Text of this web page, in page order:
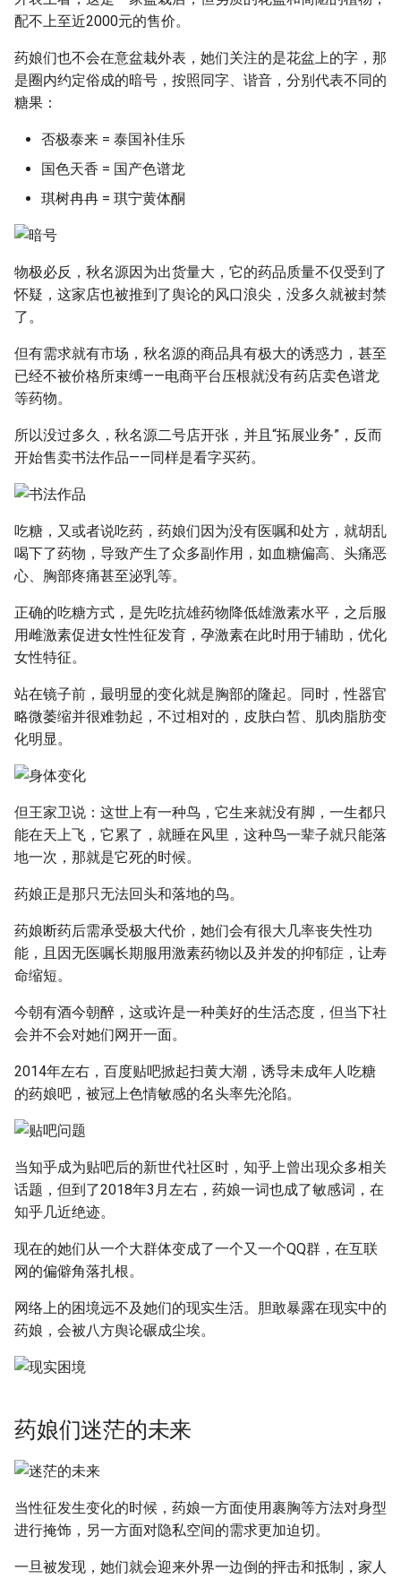
配不上至近2000元的售价。
药娘们也不会在意盆栽外表，她们关注的是花盆上的字，那
是圈内约定俗成的暗号，按照同字、谐音，分别代表不同的
糖果：
否极泰来 = 泰国补佳乐
国色天香 = 国产色谱龙
琪树冉冉 = 琪宁黄体酮
物极必反，秋名源因为出货量大，它的药品质量不仅受到了
怀疑，这家店也被推到了舆论的风口浪尖，没多久就被封禁
了。
但有需求就有市场，秋名源的商品具有极大的诱惑力，甚至
已经不被价格所束缚——电商平台压根就没有药店卖色谱龙
等药物。
所以没过多久，秋名源二号店开张，并且“拓展业务”，反而
开始售卖书法作品——同样是看字买药。
吃糖，又或者说吃药，药娘们因为没有医嘱和处方，就胡乱
喝下了药物，导致产生了众多副作用，如血糖偏高、头痛恶
心、胸部疼痛甚至泌乳等。
正确的吃糖方式，是先吃抗雄药物降低雄激素水平，之后服
用雌激素促进女性性征发育，孕激素在此时用于辅助，优化
女性特征。
站在镜子前，最明显的变化就是胸部的隆起。同时，性器官
略微萎缩并很难勃起，不过相对的，皮肤白皙、肌肉脂肪变
化明显。
但王家卫说：这世上有一种鸟，它生来就没有脚，一生都只
能在天上飞，它累了，就睡在风里，这种鸟一辈子就只能落
地一次，那就是它死的时候。
药娘正是那只无法回头和落地的鸟。
药娘断药后需承受极大代价，她们会有很大几率丧失性功
能，且因无医嘱长期服用激素药物以及并发的抑郁症，让寿
命缩短。
今朝有酒今朝醉，这或许是一种美好的生活态度，但当下社
会并不会对她们网开一面。
2014年左右，百度贴吧掀起扫黄大潮，诱导未成年人吃糖
的药娘吧，被冠上色情敏感的名头率先沦陷。
当知乎成为贴吧后的新世代社区时，知乎上曾出现众多相关
话题，但到了2018年3月左右，药娘一词也成了敏感词，在
知乎几近绝迹。
现在的她们从一个大群体变成了一个又一个QQ群，在互联
网的偏僻角落扎根。
网络上的困境远不及她们的现实生活。胆敢暴露在现实中的
药娘，会被八方舆论碾成尘埃。
药娘们迷茫的未来
当性征发生变化的时候，药娘一方面使用裹胸等方法对身型
进行掩饰，另一方面对隐私空间的需求更加迫切。
一旦被发现，她们就会迎来外界一边倒的抨击和抵制，家人